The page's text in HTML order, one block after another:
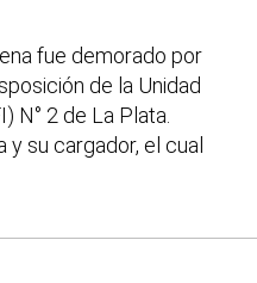
fue demorado por
de la Unidad
N° 2 de La Plata.
y su cargador, el cual